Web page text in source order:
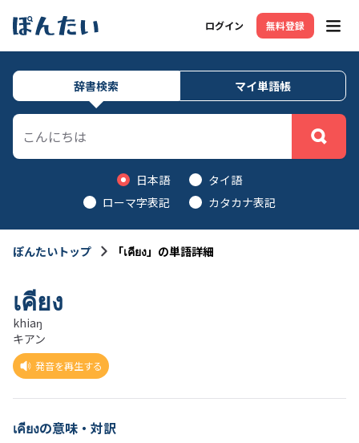
ログイン 無料登録 メニ
辞書検索 マイ単語帳
日本語
タイ語
ローマ字表記
カタカナ表記
ぽんたいトップ 「เคียง」の単語詳細
เคียง
khiaŋ
キアン
発音を再生する
เคียงの意味・対訳